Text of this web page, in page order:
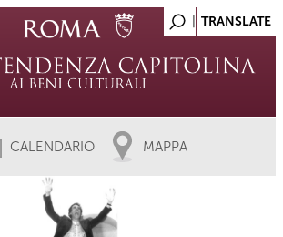
CALENDARIO MAPPA